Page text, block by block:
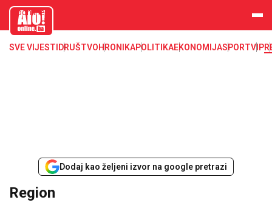
aloonline.b
SVE VIJESTI DRUŠTVOHRONIKAPOLITIKAEKONOMIJASPORTVIP
Dodaj kao željeni izvor na google pretrazi
Region